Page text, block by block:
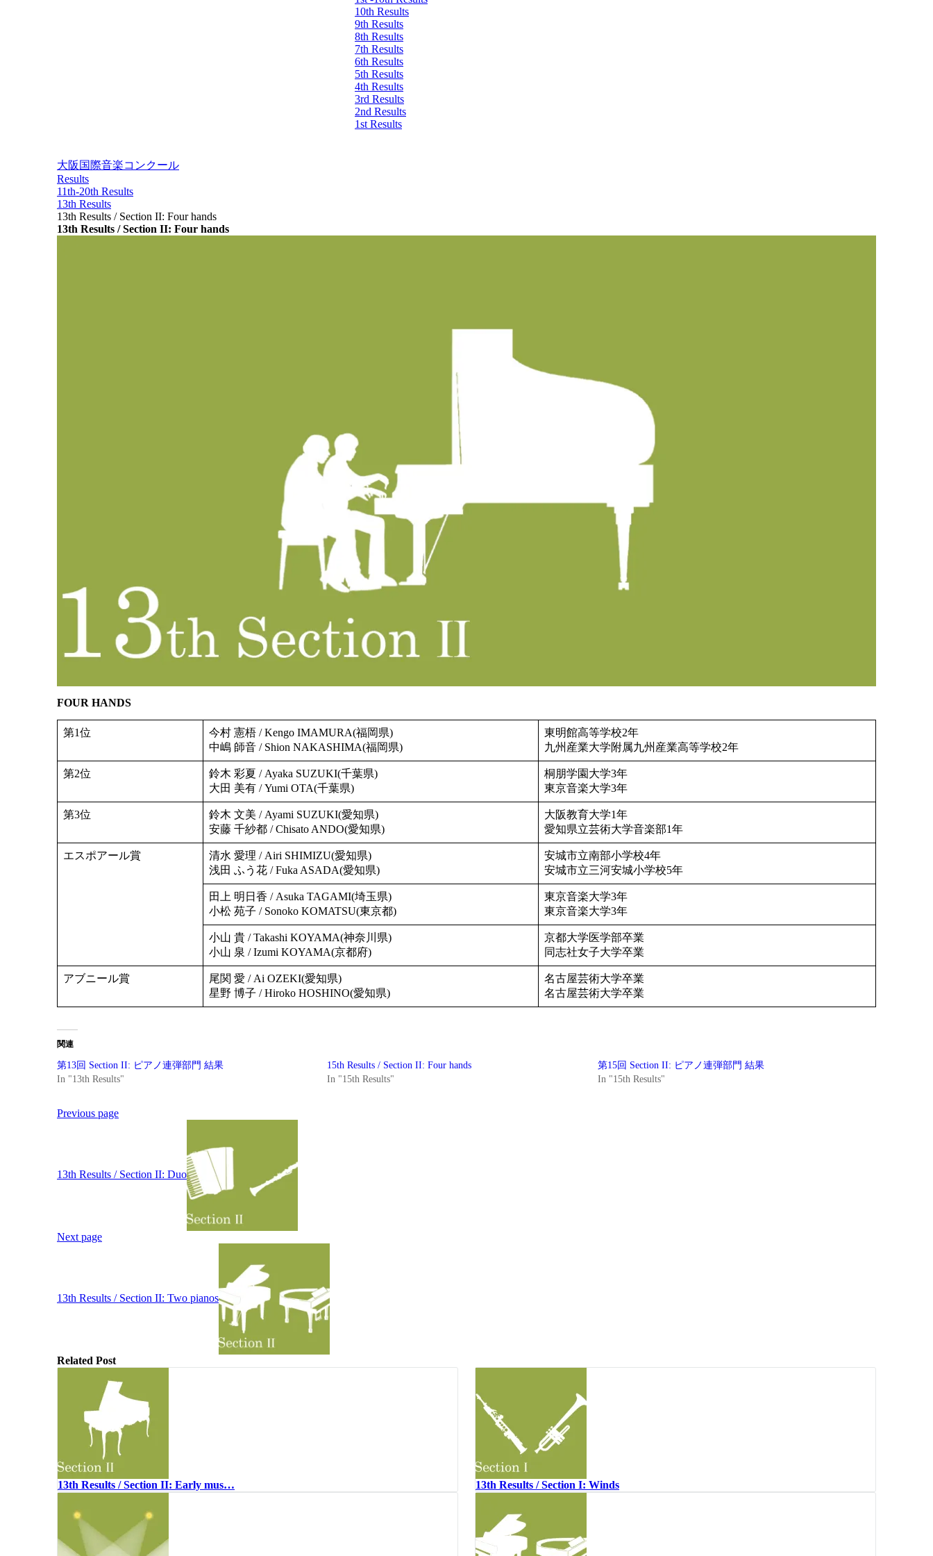
10th Results
9th Results
8th Results
7th Results
6th Results
5th Results
4th Results
3rd Results
2nd Results
1st Results
大阪国際音楽コンクール
Results
11th-20th Results
13th Results
13th Results / Section II: Four hands
13th Results / Section II: Four hands
FOUR HANDS
第1位
今村 憲梧 / Kengo IMAMURA(福岡県)
中嶋 師音 / Shion NAKASHIMA(福岡県)
東明館高等学校2年
九州産業大学附属九州産業高等学校2年
第2位
鈴木 彩夏 / Ayaka SUZUKI(千葉県)
大田 美有 / Yumi OTA(千葉県)
桐朋学園大学3年
東京音楽大学3年
第3位
鈴木 文美 / Ayami SUZUKI(愛知県)
安藤 千紗都 / Chisato ANDO(愛知県)
大阪教育大学1年
愛知県立芸術大学音楽部1年
エスポアール賞
清水 愛理 / Airi SHIMIZU(愛知県)
浅田 ふう花 / Fuka ASADA(愛知県)
安城市立南部小学校4年
安城市立三河安城小学校5年
田上 明日香 / Asuka TAGAMI(埼玉県)
小松 苑子 / Sonoko KOMATSU(東京都)
東京音楽大学3年
東京音楽大学3年
小山 貴 / Takashi KOYAMA(神奈川県)
小山 泉 / Izumi KOYAMA(京都府)
京都大学医学部卒業
同志社女子大学卒業
アブニール賞
尾関 愛 / Ai OZEKI(愛知県)
星野 博子 / Hiroko HOSHINO(愛知県)
名古屋芸術大学卒業
名古屋芸術大学卒業
関連
第13回 Section II: ピアノ連弾部門 結果
In "13th Results"
15th Results / Section II: Four hands
In "15th Results"
第15回 Section II: ピアノ連弾部門 結果
In "15th Results"
Post
Previous page
13th Results / Section II: Duo
Next page
13th Results / Section II: Two pianos
Related Post
13th Results / Section II: Early mus… 13th Results / Section I: Winds